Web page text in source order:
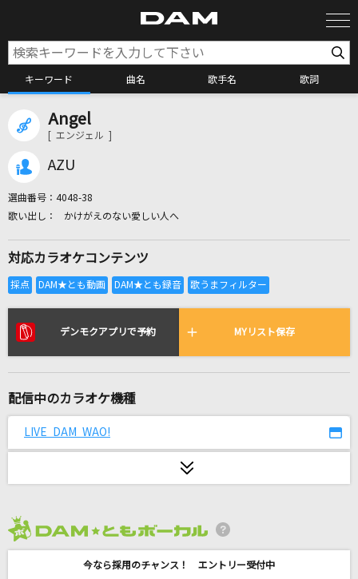
キーワード 曲名 歌手名 歌詞
全国りれき
リアルタイムで歌われている曲の一覧
蜂と見世物
[生音]ミカヅキ
Angel
[ エンジェル ]
AZU
選曲番号： 4048-38
かけがえのない愛しい人へ
対応カラオケコンテンツ
デンモクアプリで予約 MYリスト保存
配信中のカラオケ機種
LIVE DAM WAO!
今なら採用のチャンス！ エントリー受付中